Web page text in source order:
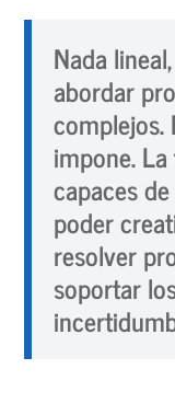
Nada
abordar
complejos.
impone.
capaces
poder
resolver
soportar